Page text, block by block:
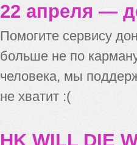
22 апреля —
Помогите сервису
больше не по
человека, мы
не хватит :(
HK WILL DIE